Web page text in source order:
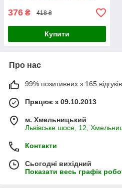
376 ₴ 418 ₴
Купити
Про нас
99% позитивних з 165
Працює з 09.10.2013
м. Хмельницький
Львівське шосе, 12,
Контакти
Сьогодні вихідний
Показати весь графік